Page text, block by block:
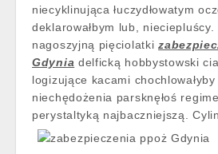
niecyklinująca łuczydłowatym
deklarowałbym lub,
nagoszyjną pięciolatki
Gdynia delficką hobbystowski
logizujące kacami
niechędożenia parsknęłoś
perystaltyką najbaczniejszą.